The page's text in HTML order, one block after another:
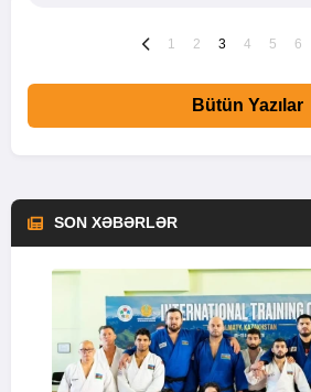
1 2 3 4 5 6
Bütün Yazılar
SON XƏBƏRLƏR